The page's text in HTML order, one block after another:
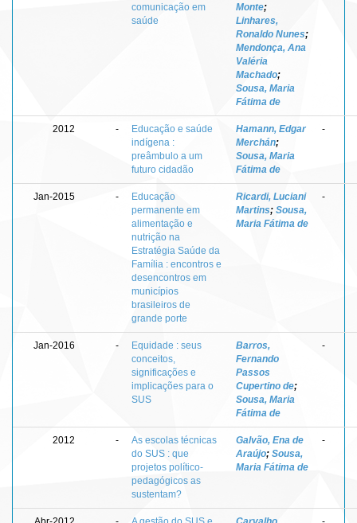
comunicação em
saúde
Monte;
Linhares,
Ronaldo Nunes;
Mendonça, Ana
Valéria
Machado;
Sousa, Maria
Fátima de
2012 -
Educação e saúde
indígena :
preâmbulo a um
futuro cidadão
Hamann, Edgar
Merchán;
Sousa, Maria
Fátima de
-
Jan-2015 -
Educação
permanente em
alimentação e
nutrição na
Estratégia Saúde da
Família : encontros e
desencontros em
municípios
brasileiros de
grande porte
Ricardi, Luciani
Martins; Sousa,
Maria Fátima de
-
Jan-2016 -
Equidade : seus
conceitos,
significações e
implicações para o
SUS
Barros,
Fernando
Passos
Cupertino de;
Sousa, Maria
Fátima de
-
2012 -
As escolas técnicas
do SUS : que
projetos político-
pedagógicos as
sustentam?
Galvão, Ena de
Araújo; Sousa,
Maria Fátima de
-